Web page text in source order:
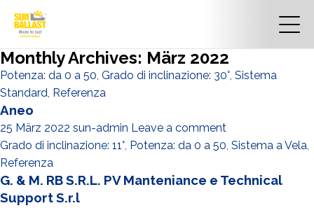
Monthly Archives: März 2022
Potenza: da 0 a 50, Grado di inclinazione: 30°, Sistema
Standard, Referenza
Aneo
25 März 2022 sun-admin Leave a comment
Grado di inclinazione: 11°, Potenza: da 0 a 50, Sistema a Vela,
Referenza
G. & M. RB S.R.L. PV Manteniance e Technical
Support S.r.l